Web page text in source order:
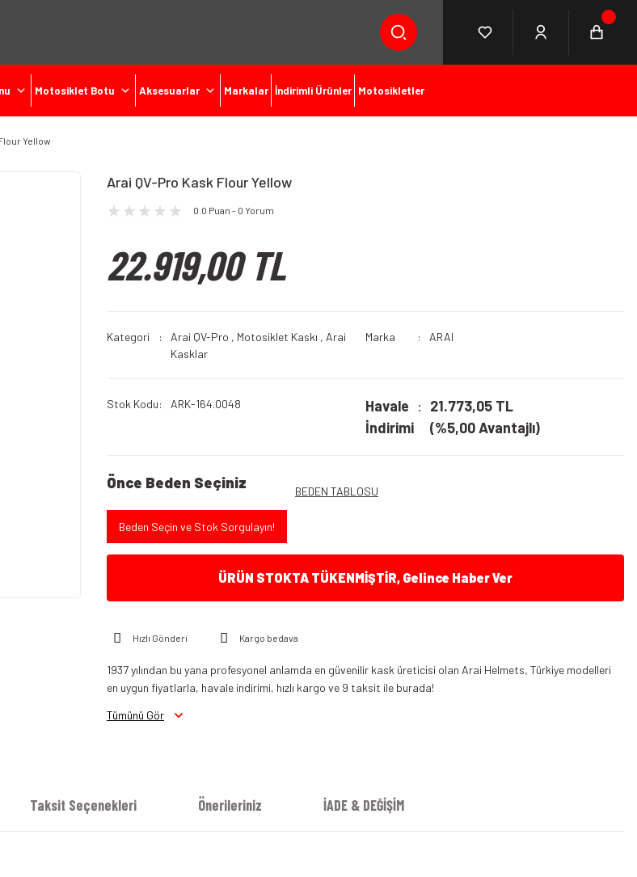
Motosiklet Botu Aksesuarlar Markalar İndirimli Ürünler Motosikletler
Yellow
Arai QV-Pro Kask Flour Yellow
0.0 Puan - 0 Yorum
22.919,00 TL
Kategori Arai QV-Pro , Motosiklet Kaskı , Arai
Kasklar
Marka ARAI
Stok Kodu ARK-164.0048
Havale
İndirimi
21.773,05 TL
(%5,00 Avantajlı)
Önce Beden Seçiniz BEDEN TABLOSU
Beden Seçin ve Stok Sorgulayın!
ÜRÜN STOKTA TÜKENMİŞTİR, Gelince Haber Ver
Hızlı Gönderi Kargo bedava
1937 yılından bu yana profesyonel anlamda en güvenilir kask üreticisi olan Arai Helmets, Türkiye modelleri
en uygun fiyatlarla, havale indirimi, hızlı kargo ve 9 taksit ile burada!
Tümünü Gör
Taksit Seçenekleri Önerileriniz İADE & DEĞİŞİM